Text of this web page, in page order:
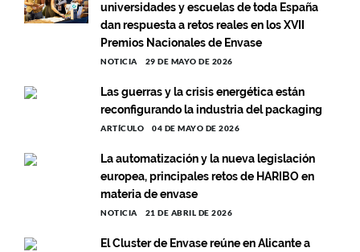
universidades y escuelas de toda España
dan respuesta a retos reales en los XVII
Premios Nacionales de Envase
NOTICIA 29 DE MAYO DE 2026
Las guerras y la crisis energética están
reconfigurando la industria del packaging
ARTÍCULO 04 DE MAYO DE 2026
La automatización y la nueva legislación
europea, principales retos de HARIBO en
materia de envase
NOTICIA 21 DE ABRIL DE 2026
El Cluster de Envase reúne en Alicante a